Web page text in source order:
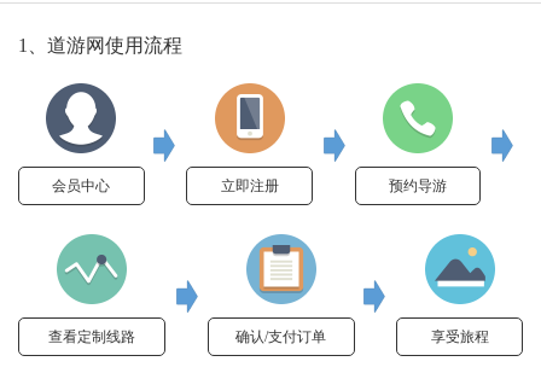
1、道游网使用流程
会员中心 立即注册 预约导游
查看定制线路 确认/支付订单 享受旅程